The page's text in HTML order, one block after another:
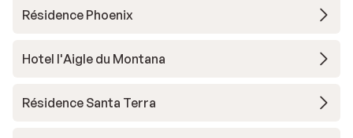
Résidence Phoenix
Hotel l'Aigle du Montana
Résidence Santa Terra